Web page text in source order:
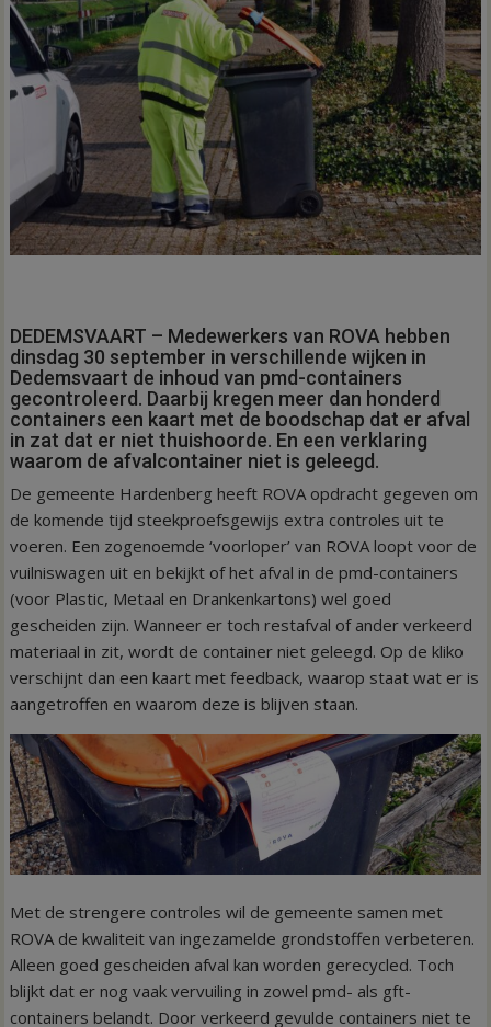
DEDEMSVAART – Medewerkers van ROVA hebben
dinsdag 30 september in verschillende wijken in
Dedemsvaart de inhoud van pmd-containers
gecontroleerd. Daarbij kregen meer dan honderd
containers een kaart met de boodschap dat er afval
in zat dat er niet thuishoorde. En een verklaring
waarom de afvalcontainer niet is geleegd.
De gemeente Hardenberg heeft ROVA opdracht gegeven om
de komende tijd steekproefsgewijs extra controles uit te
voeren. Een zogenoemde ‘voorloper’ van ROVA loopt voor de
vuilniswagen uit en bekijkt of het afval in de pmd-containers
(voor Plastic, Metaal en Drankenkartons) wel goed
gescheiden zijn. Wanneer er toch restafval of ander verkeerd
materiaal in zit, wordt de container niet geleegd. Op de kliko
verschijnt dan een kaart met feedback, waarop staat wat er is
aangetroffen en waarom deze is blijven staan.
Met de strengere controles wil de gemeente samen met
ROVA de kwaliteit van ingezamelde grondstoffen verbeteren.
Alleen goed gescheiden afval kan worden gerecycled. Toch
blijkt dat er nog vaak vervuiling in zowel pmd- als gft-
containers belandt. Door verkeerd gevulde containers niet te